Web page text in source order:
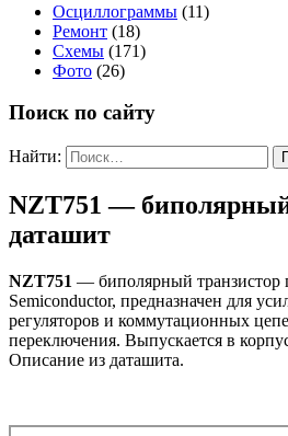
Осциллограммы (11)
Ремонт (18)
Схемы (171)
Фото (26)
Поиск по сайту
Найти:
NZT751 —
даташит
NZT751 — биполярный транзистор
Semiconductor, предназначен для
регуляторов и коммутационных
переключения. Выпускается в
Описание из даташита.